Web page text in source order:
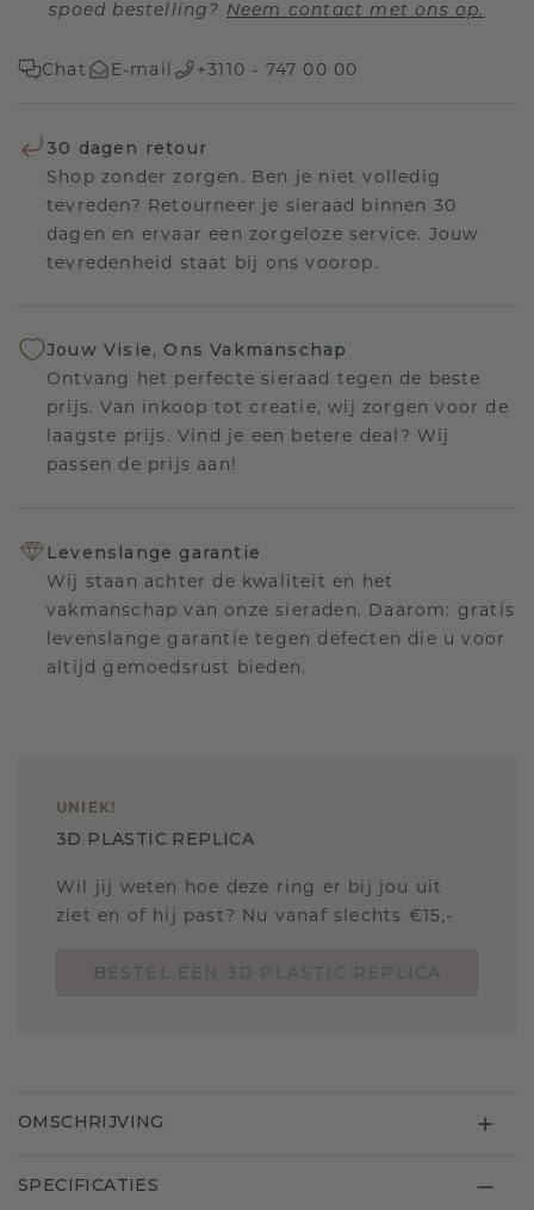
spoed bestelling? Neem contact met ons op.
Chat E-mail +3110 - 747 00 00
30 dagen retour
Shop zonder zorgen. Ben je niet volledig
tevreden? Retourneer je sieraad binnen 30
dagen en ervaar een zorgeloze service. Jouw
tevredenheid staat bij ons voorop.
Jouw Visie, Ons Vakmanschap
Ontvang het perfecte sieraad tegen de beste
prijs. Van inkoop tot creatie, wij zorgen voor de
laagste prijs. Vind je een betere deal? Wij
passen de prijs aan!
Levenslange garantie
Wij staan achter de kwaliteit en het
vakmanschap van onze sieraden. Daarom: gratis
levenslange garantie tegen defecten die u voor
altijd gemoedsrust bieden.
UNIEK!
3D PLASTIC REPLICA
Wil jij weten hoe deze ring er bij jou uit
ziet en of hij past? Nu vanaf slechts €15,-
OMSCHRIJVING
SPECIFICATIES